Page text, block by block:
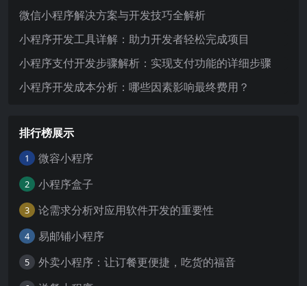
微信小程序解决方案与开发技巧全解析
小程序开发工具详解：助力开发者轻松完成项目
小程序支付开发步骤解析：实现支付功能的详细步骤
小程序开发成本分析：哪些因素影响最终费用？
排行榜展示
1 微容小程序
2 小程序盒子
3 论需求分析对应用软件开发的重要性
4 易邮铺小程序
5 外卖小程序：让订餐更便捷，吃货的福音